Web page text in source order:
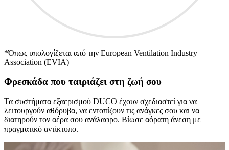
*Όπως υπολογίζεται από την European Ventilation Industry
Association (EVIA)
Φρεσκάδα που ταιριάζει στη ζωή σου
Τα συστήματα εξαερισμού DUCO έχουν σχεδιαστεί για να
λειτουργούν αθόρυβα, να εντοπίζουν τις ανάγκες σου και να
διατηρούν τον αέρα σου ανάλαφρο. Βίωσε αόρατη άνεση με
πραγματικό αντίκτυπο.